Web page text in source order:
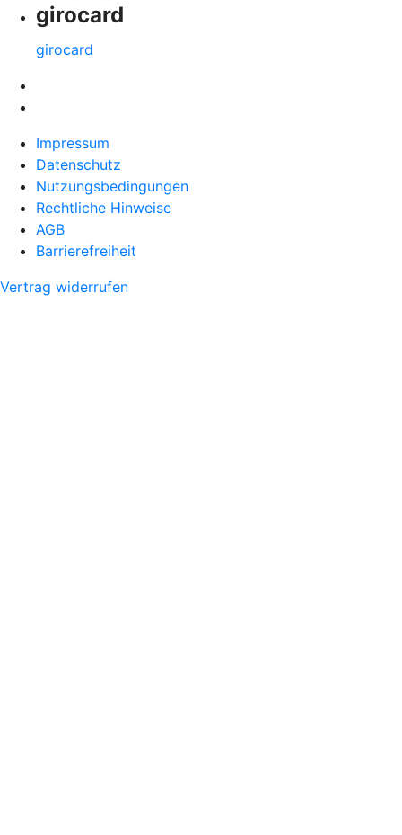
girocard
girocard
Impressum
Datenschutz
Nutzungsbedingungen
Rechtliche Hinweise
AGB
Barrierefreiheit
Vertrag widerrufen